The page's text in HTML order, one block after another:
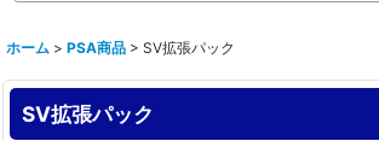
ホーム > PSA商品 > SV拡張パック
SV拡張パック